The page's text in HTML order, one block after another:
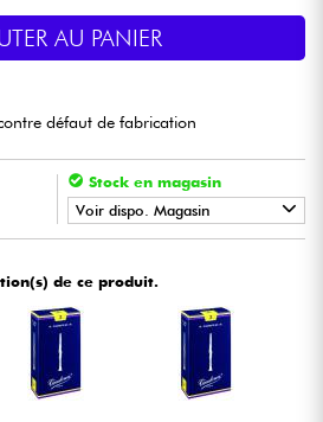
AU PANIER
défaut de fabrication
Stock en magasin
Voir dispo. Magasin
de ce produit.